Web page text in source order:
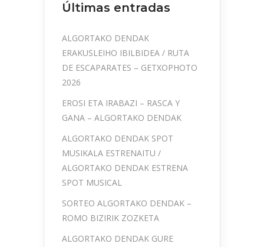
Últimas entradas
ALGORTAKO DENDAK
ERAKUSLEIHO IBILBIDEA / RUTA
DE ESCAPARATES – GETXOPHOTO
2026
EROSI ETA IRABAZI – RASCA Y
GANA – ALGORTAKO DENDAK
ALGORTAKO DENDAK SPOT
MUSIKALA ESTRENAITU /
ALGORTAKO DENDAK ESTRENA
SPOT MUSICAL
SORTEO ALGORTAKO DENDAK –
ROMO BIZIRIK ZOZKETA
ALGORTAKO DENDAK GURE